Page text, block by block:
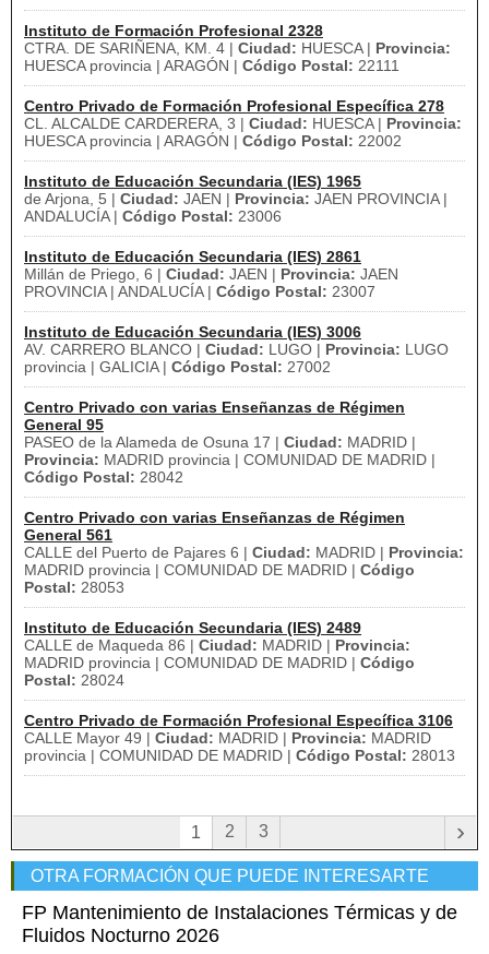
Instituto de Formación Profesional 2328
CTRA. DE SARIÑENA, KM. 4 | Ciudad: HUESCA | Provincia:
HUESCA provincia | ARAGÓN | Código Postal: 22111
Centro Privado de Formación Profesional Específica 278
CL. ALCALDE CARDERERA, 3 | Ciudad: HUESCA | Provincia:
HUESCA provincia | ARAGÓN | Código Postal: 22002
Instituto de Educación Secundaria (IES) 1965
de Arjona, 5 | Ciudad: JAEN | Provincia: JAEN PROVINCIA |
ANDALUCÍA | Código Postal: 23006
Instituto de Educación Secundaria (IES) 2861
Millán de Priego, 6 | Ciudad: JAEN | Provincia: JAEN
PROVINCIA | ANDALUCÍA | Código Postal: 23007
Instituto de Educación Secundaria (IES) 3006
AV. CARRERO BLANCO | Ciudad: LUGO | Provincia: LUGO
provincia | GALICIA | Código Postal: 27002
Centro Privado con varias Enseñanzas de Régimen
General 95
PASEO de la Alameda de Osuna 17 | Ciudad: MADRID |
Provincia: MADRID provincia | COMUNIDAD DE MADRID |
Código Postal: 28042
Centro Privado con varias Enseñanzas de Régimen
General 561
CALLE del Puerto de Pajares 6 | Ciudad: MADRID | Provincia:
MADRID provincia | COMUNIDAD DE MADRID | Código
Postal: 28053
Instituto de Educación Secundaria (IES) 2489
CALLE de Maqueda 86 | Ciudad: MADRID | Provincia:
MADRID provincia | COMUNIDAD DE MADRID | Código
Postal: 28024
Centro Privado de Formación Profesional Específica 3106
CALLE Mayor 49 | Ciudad: MADRID | Provincia: MADRID
provincia | COMUNIDAD DE MADRID | Código Postal: 28013
1 2 3 ›
OTRA FORMACIÓN QUE PUEDE INTERESARTE
FP Mantenimiento de Instalaciones Térmicas y de
Fluidos Nocturno 2026